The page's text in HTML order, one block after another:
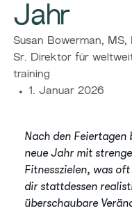
Jahr
Susan Bowerman,
Sr. Direktor für
training
1. Januar 2026
Nach den Feiertagen
neue Jahr mit
Fitnesszielen, was
dir stattdessen
überschaubare